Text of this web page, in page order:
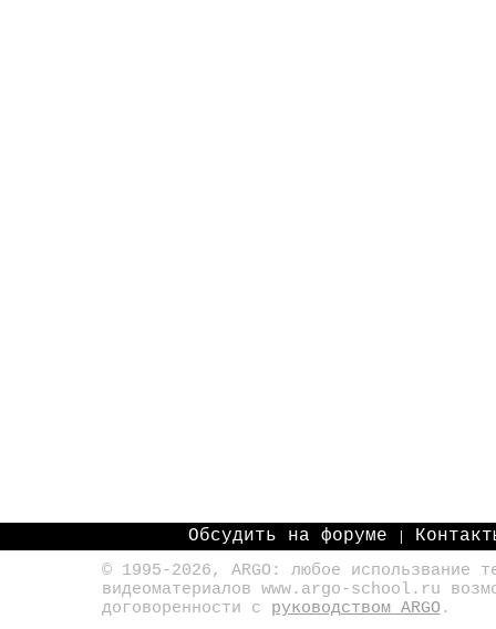
Обсудить на форуме |
© 1995-2026, ARGO: любое использвание
видеоматериалов www.argo-school.ru
договоренности с руководством ARGO .